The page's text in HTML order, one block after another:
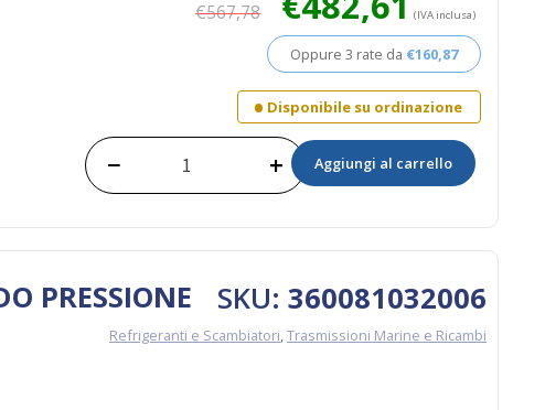
€567,78
prezzo
originale
era:
€567,78.
prezzo
attuale
è:
€482,61.
(IVA inclusa)
Oppure 3 rate da €160,87
Disponibile su ordinazione
Kit
Scambiatore
quantità
− + Aggiungi al carrello
PRESSIONE
SKU: 360081032006
Refrigeranti e Scambiatori,Trasmissioni Marine e Ricambi